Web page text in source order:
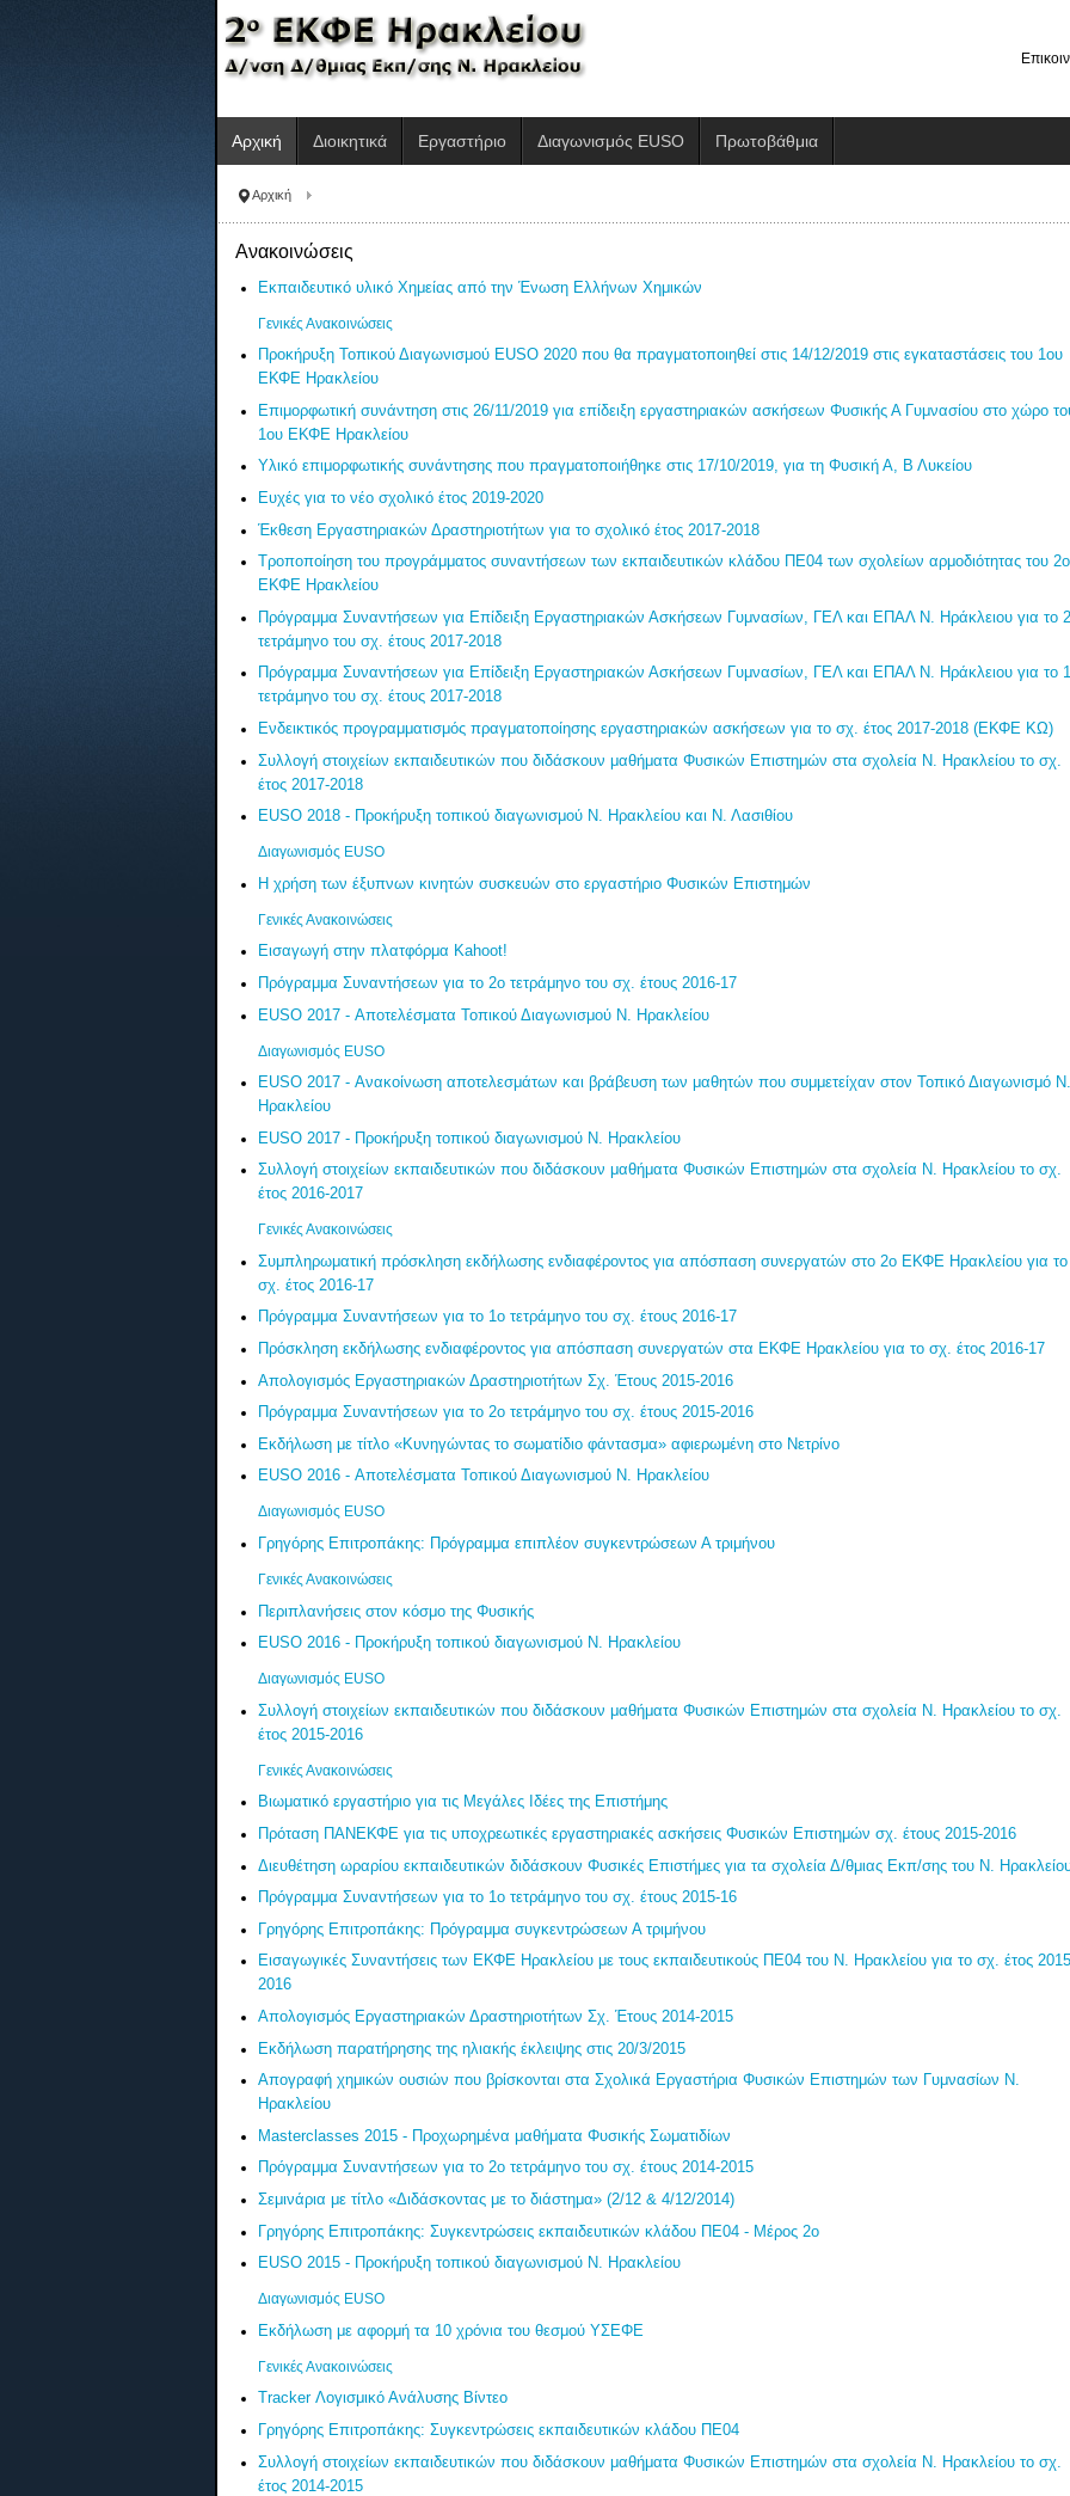
Αρχική Διοικητικά Εργαστήριο Διαγωνισμός EUSO Πρωτοβάθμια
Αρχική
Ανακοινώσεις
Εκπαιδευτικό υλικό Χημείας από την Ένωση Ελλήνων Χημικών
Γενικές Ανακοινώσεις
Προκήρυξη Τοπικού Διαγωνισμού EUSO 2020 που θα πραγματοποιηθεί στις 14/12/2019 στις εγκαταστάσεις του 1ου
ΕΚΦΕ Ηρακλείου
Επιμορφωτική συνάντηση στις 26/11/2019 για επίδειξη εργαστηριακών ασκήσεων Φυσικής Α Γυμνασίου στο χώρο
1ου ΕΚΦΕ Ηρακλείου
Υλικό επιμορφωτικής συνάντησης που πραγματοποιήθηκε στις 17/10/2019, για τη Φυσική Α, Β Λυκείου
Ευχές για το νέο σχολικό έτος 2019-2020
Έκθεση Εργαστηριακών Δραστηριοτήτων για το σχολικό έτος 2017-2018
Τροποποίηση του προγράμματος συναντήσεων των εκπαιδευτικών κλάδου ΠΕ04 των σχολείων αρμοδιότητας του
ΕΚΦΕ Ηρακλείου
Πρόγραμμα Συναντήσεων για Επίδειξη Εργαστηριακών Ασκήσεων Γυμνασίων, ΓΕΛ και ΕΠΑΛ Ν. Ηράκλειου για το
τετράμηνο του σχ. έτους 2017-2018
Πρόγραμμα Συναντήσεων για Επίδειξη Εργαστηριακών Ασκήσεων Γυμνασίων, ΓΕΛ και ΕΠΑΛ Ν. Ηράκλειου για το
τετράμηνο του σχ. έτους 2017-2018
Ενδεικτικός προγραμματισμός πραγματοποίησης εργαστηριακών ασκήσεων για το σχ. έτος 2017-2018 (ΕΚΦΕ ΚΩ)
Συλλογή στοιχείων εκπαιδευτικών που διδάσκουν μαθήματα Φυσικών Επιστημών στα σχολεία Ν. Ηρακλείου το σχ.
έτος 2017-2018
EUSO 2018 - Προκήρυξη τοπικού διαγωνισμού Ν. Ηρακλείου και Ν. Λασιθίου
Διαγωνισμός EUSO
Η χρήση των έξυπνων κινητών συσκευών στο εργαστήριο Φυσικών Επιστημών
Γενικές Ανακοινώσεις
Εισαγωγή στην πλατφόρμα Kahoot!
Πρόγραμμα Συναντήσεων για το 2ο τετράμηνο του σχ. έτους 2016-17
EUSO 2017 - Αποτελέσματα Τοπικού Διαγωνισμού Ν. Ηρακλείου
Διαγωνισμός EUSO
EUSO 2017 - Ανακοίνωση αποτελεσμάτων και βράβευση των μαθητών που συμμετείχαν στον Τοπικό Διαγωνισμό
Ηρακλείου
EUSO 2017 - Προκήρυξη τοπικού διαγωνισμού Ν. Ηρακλείου
Συλλογή στοιχείων εκπαιδευτικών που διδάσκουν μαθήματα Φυσικών Επιστημών στα σχολεία Ν. Ηρακλείου το σχ.
έτος 2016-2017
Γενικές Ανακοινώσεις
Συμπληρωματική πρόσκληση εκδήλωσης ενδιαφέροντος για απόσπαση συνεργατών στο 2ο ΕΚΦΕ Ηρακλείου για το
σχ. έτος 2016-17
Πρόγραμμα Συναντήσεων για το 1ο τετράμηνο του σχ. έτους 2016-17
Πρόσκληση εκδήλωσης ενδιαφέροντος για απόσπαση συνεργατών στα ΕΚΦΕ Ηρακλείου για το σχ. έτος 2016-17
Απολογισμός Εργαστηριακών Δραστηριοτήτων Σχ. Έτους 2015-2016
Πρόγραμμα Συναντήσεων για το 2ο τετράμηνο του σχ. έτους 2015-2016
Εκδήλωση με τίτλο «Κυνηγώντας το σωματίδιο φάντασμα» αφιερωμένη στο Νετρίνο
EUSO 2016 - Αποτελέσματα Τοπικού Διαγωνισμού Ν. Ηρακλείου
Διαγωνισμός EUSO
Γρηγόρης Επιτροπάκης: Πρόγραμμα επιπλέον συγκεντρώσεων Α τριμήνου
Γενικές Ανακοινώσεις
Περιπλανήσεις στον κόσμο της Φυσικής
EUSO 2016 - Προκήρυξη τοπικού διαγωνισμού Ν. Ηρακλείου
Διαγωνισμός EUSO
Συλλογή στοιχείων εκπαιδευτικών που διδάσκουν μαθήματα Φυσικών Επιστημών στα σχολεία Ν. Ηρακλείου το σχ.
έτος 2015-2016
Γενικές Ανακοινώσεις
Βιωματικό εργαστήριο για τις Μεγάλες Ιδέες της Επιστήμης
Πρόταση ΠΑΝΕΚΦΕ για τις υποχρεωτικές εργαστηριακές ασκήσεις Φυσικών Επιστημών σχ. έτους 2015-2016
Διευθέτηση ωραρίου εκπαιδευτικών διδάσκουν Φυσικές Επιστήμες για τα σχολεία Δ/θμιας Εκπ/σης του Ν.
Πρόγραμμα Συναντήσεων για το 1ο τετράμηνο του σχ. έτους 2015-16
Γρηγόρης Επιτροπάκης: Πρόγραμμα συγκεντρώσεων Α τριμήνου
Εισαγωγικές Συναντήσεις των ΕΚΦΕ Ηρακλείου με τους εκπαιδευτικούς ΠΕ04 του Ν. Ηρακλείου για το σχ. έτος
2016
Απολογισμός Εργαστηριακών Δραστηριοτήτων Σχ. Έτους 2014-2015
Εκδήλωση παρατήρησης της ηλιακής έκλειψης στις 20/3/2015
Απογραφή χημικών ουσιών που βρίσκονται στα Σχολικά Εργαστήρια Φυσικών Επιστημών των Γυμνασίων Ν.
Ηρακλείου
Masterclasses 2015 - Προχωρημένα μαθήματα Φυσικής Σωματιδίων
Πρόγραμμα Συναντήσεων για το 2ο τετράμηνο του σχ. έτους 2014-2015
Σεμινάρια με τίτλο «Διδάσκοντας με το διάστημα» (2/12 & 4/12/2014)
Γρηγόρης Επιτροπάκης: Συγκεντρώσεις εκπαιδευτικών κλάδου ΠΕ04 - Μέρος 2ο
EUSO 2015 - Προκήρυξη τοπικού διαγωνισμού Ν. Ηρακλείου
Διαγωνισμός EUSO
Εκδήλωση με αφορμή τα 10 χρόνια του θεσμού ΥΣΕΦΕ
Γενικές Ανακοινώσεις
Tracker Λογισμικό Ανάλυσης Βίντεο
Γρηγόρης Επιτροπάκης: Συγκεντρώσεις εκπαιδευτικών κλάδου ΠΕ04
Συλλογή στοιχείων εκπαιδευτικών που διδάσκουν μαθήματα Φυσικών Επιστημών στα σχολεία Ν. Ηρακλείου το σχ.
έτος 2014-2015